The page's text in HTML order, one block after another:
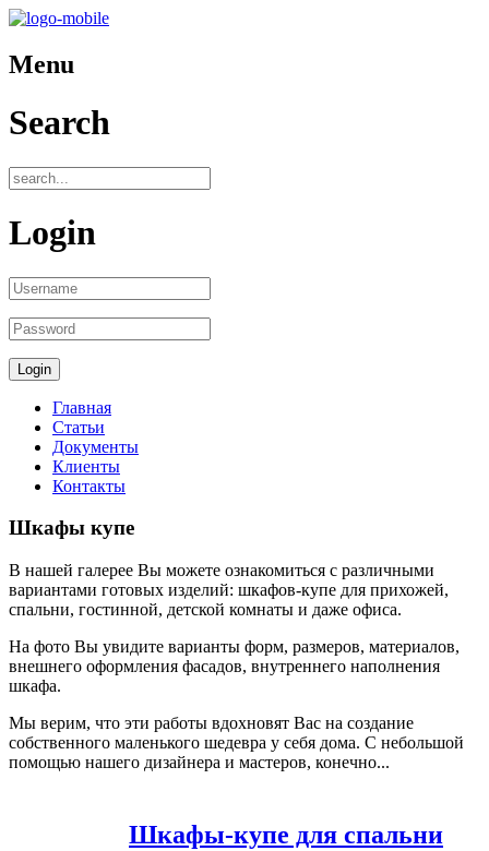
Menu
Search
Login
Главная
Статьи
Документы
Клиенты
Контакты
Шкафы купе
В нашей галерее Вы можете ознакомиться с различными
вариантами готовых изделий: шкафов-купе для прихожей,
спальни, гостинной, детской комнаты и даже офиса.
На фото Вы увидите варианты форм, размеров, материалов,
внешнего оформления фасадов, внутреннего наполнения
шкафа.
Мы верим, что эти работы вдохновят Вас на создание
собственного маленького шедевра у себя дома. С небольшой
помощью нашего дизайнера и мастеров, конечно...
Шкафы-купе для спальни